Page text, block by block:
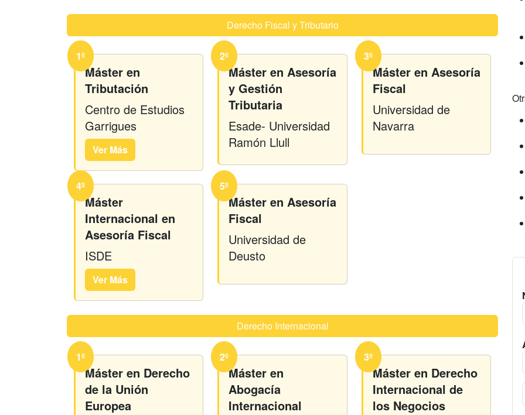
Derecho Fiscal y Tributario
1º
Máster en
Tributación
Centro de Estudios
Garrigues
Ver Más
2º
Máster en Asesoría
y Gestión
Tributaria
Esade- Universidad
Ramón Llull
3º
Máster en Asesoría
Fiscal
Universidad de
Navarra
4º
Máster
Internacional en
Asesoría Fiscal
ISDE
Ver Más
5º
Máster en Asesoría
Fiscal
Universidad de
Deusto
Derecho Internacional
1º
Máster en Derecho
de la Unión
Europea
2º
Máster en
Abogacía
Internacional
3º
Máster en Derecho
Internacional de
los Negocios